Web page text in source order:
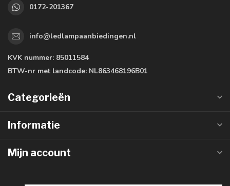
0172-201367
info@ledlampaanbiedingen.nl
KVK nummer: 85011584
BTW-nr met landcode: NL863468196B01
Categorieën
Informatie
Mijn account